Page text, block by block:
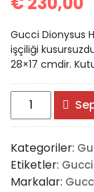
Gucci Dionysus
işçiliği
28×17 cmdir.
Gucci
Dionysus
Hakiki
Nubuk
Keçi
Derisi
Kategoriler:
Etiketler: Gucci
Markalar: